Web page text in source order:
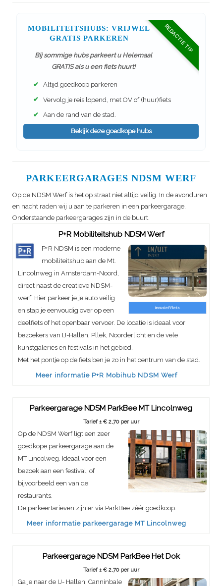
REDACTIE TIP
MOBILITEITSHUBS: VRIJWEL
GRATIS PARKEREN
Bij sommige hubs parkeert u Helemaal
GRATIS als u een fiets huurt!
✔ Altijd goedkoop parkeren
✔ Vervolg je reis lopend, met OV of (huur)fiets
✔ Aan de rand van de stad.
Bekijk deze goedkope hubs
PARKEERGARAGES NDSM WERF
Op de NDSM Werf is het op straat niet altijd veilig. In de avonduren
en nacht raden wij u aan te parkeren in een parkeergarage.
Onderstaande parkeergarages zijn in de buurt.
P+R Mobiliteitshub NDSM Werf
Incusief Fiets
P+R NDSM is een moderne
mobiliteitshub aan de Mt.
Lincolnweg in Amsterdam-Noord,
direct naast de creatieve NDSM-
werf. Hier parkeer je je auto veilig
en stap je eenvoudig over op een
deelfiets of het openbaar vervoer. De locatie is ideaal voor
bezoekers van IJ-Hallen, Pllek, Noorderlicht en de vele
kunstgaleries en festivals in het gebied.
Met het pontje op de fiets ben je zo in het centrum van de stad.
Meer informatie P+R Mobihub NDSM Werf
Parkeergarage NDSM ParkBee MT Lincolnweg
Tarief ± € 2,70 per uur
Op de NDSM Werf ligt een zeer
goedkope parkeergarage aan de
MT Lincolweg. Ideaal voor een
bezoek aan een festival, of
bijvoorbeeld een van de
restaurants.
De parkeertarieven zijn er via ParkBee zéér goedkoop.
Meer informatie parkeergarage MT Lincolnweg
Parkeergarage NDSM ParkBee Het Dok
Tarief ± € 2,70 per uur
Ga je naar de IJ- Hallen, Canninbale